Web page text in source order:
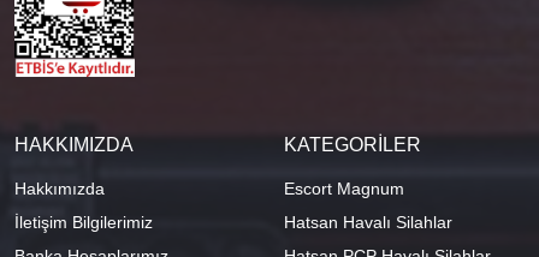
HAKKIMIZDA
Hakkımızda
İletişim Bilgilerimiz
KATEGORİLER
Escort Magnum
Hatsan Havalı Silahlar